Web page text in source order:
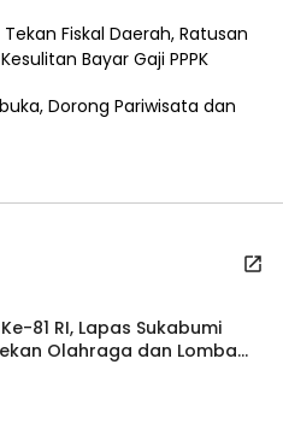
Fiskal Daerah, Ratusan
Bayar Gaji PPPK
Dorong Pariwisata dan
81 RI, Lapas Sukabumi
Olahraga dan Lomba